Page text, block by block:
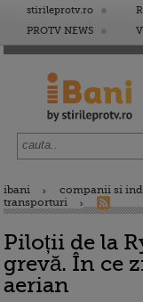
stirileprotv.ro
PROTV NEWS
ibani
companii si
transporturi
Piloții de la
grevă. În ce
aerian